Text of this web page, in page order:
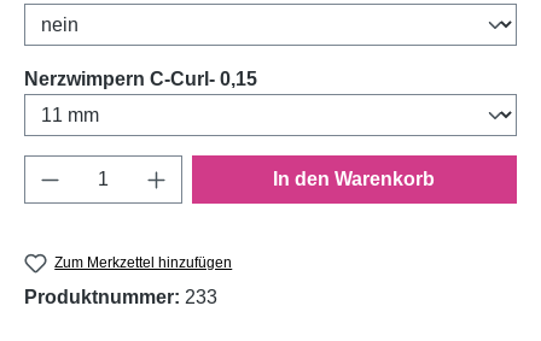
Nerzwimpern C-Curl- 0,15auswählen
Produkt Anzahl: Gib den gewünschten
In den Warenkorb
Zum Merkzettel hinzufügen
Produktnummer: 233